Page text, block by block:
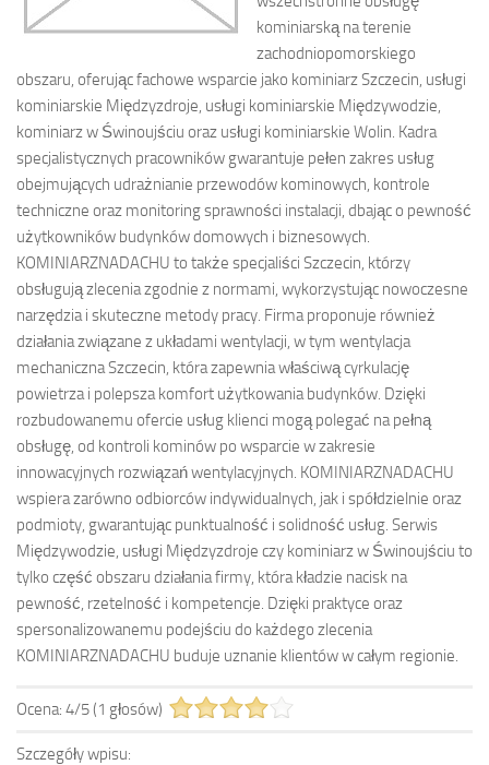
kominiarską na terenie
zachodniopomorskiego
obszaru, oferując fachowe wsparcie jako kominiarz Szczecin, usługi
kominiarskie Międzyzdroje, usługi kominiarskie Międzywodzie,
kominiarz w Świnoujściu oraz usługi kominiarskie Wolin. Kadra
specjalistycznych pracowników gwarantuje pełen zakres usług
obejmujących udrażnianie przewodów kominowych, kontrole
techniczne oraz monitoring sprawności instalacji, dbając o pewność
użytkowników budynków domowych i biznesowych.
KOMINIARZNADACHU to także specjaliści Szczecin, którzy
obsługują zlecenia zgodnie z normami, wykorzystując nowoczesne
narzędzia i skuteczne metody pracy. Firma proponuje również
działania związane z układami wentylacji, w tym wentylacja
mechaniczna Szczecin, która zapewnia właściwą cyrkulację
powietrza i polepsza komfort użytkowania budynków. Dzięki
rozbudowanemu ofercie usług klienci mogą polegać na pełną
obsługę, od kontroli kominów po wsparcie w zakresie
innowacyjnych rozwiązań wentylacyjnych. KOMINIARZNADACHU
wspiera zarówno odbiorców indywidualnych, jak i spółdzielnie oraz
podmioty, gwarantując punktualność i solidność usług. Serwis
Międzywodzie, usługi Międzyzdroje czy kominiarz w Świnoujściu to
tylko część obszaru działania firmy, która kładzie nacisk na
pewność, rzetelność i kompetencje. Dzięki praktyce oraz
spersonalizowanemu podejściu do każdego zlecenia
KOMINIARZNADACHU buduje uznanie klientów w całym regionie.
Ocena: 4/5(1 głosów)
Szczegóły wpisu: